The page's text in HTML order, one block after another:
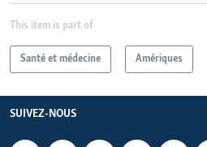
This item is part of
Santé et médecine Amériques
SUIVEZ-NOUS